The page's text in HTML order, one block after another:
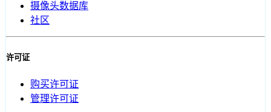
摄像头数据库
社区
许可证
购买许可证
管理许可证